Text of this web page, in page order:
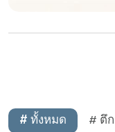
# ทั้งหมด # ตึก